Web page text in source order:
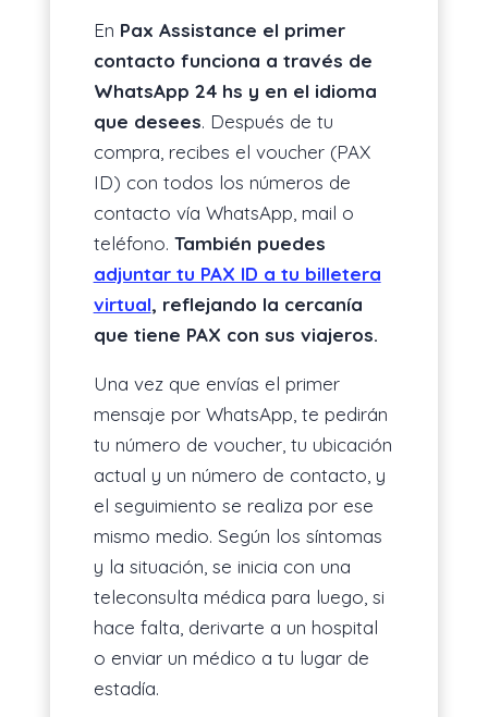
En Pax Assistance el primer
contacto funciona a través de
WhatsApp 24 hs y en el idioma
que desees. Después de tu
compra, recibes el voucher (PAX
ID) con todos los números de
contacto vía WhatsApp, mail o
teléfono. También puedes
adjuntar tu PAX ID a tu billetera
virtual, reflejando la cercanía
que tiene PAX con sus viajeros.
Una vez que envías el primer
mensaje por WhatsApp, te pedirán
tu número de voucher, tu ubicación
actual y un número de contacto, y
el seguimiento se realiza por ese
mismo medio. Según los síntomas
y la situación, se inicia con una
teleconsulta médica para luego, si
hace falta, derivarte a un hospital
o enviar un médico a tu lugar de
estadía.